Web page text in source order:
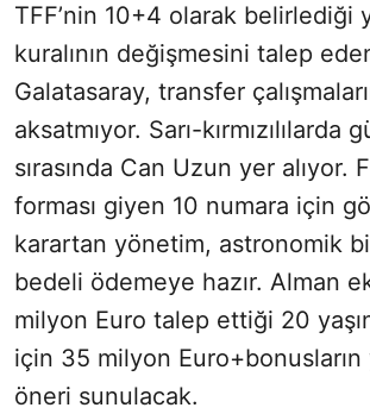
TFF’nin 10+4 olarak belirlediği
kuralının değişmesini talep
Galatasaray, transfer
aksatmıyor. Sarı-kırmızılılarda
sırasında Can Uzun yer alıyor.
forması giyen 10 numara için
karartan yönetim, astronomik
bedeli ödemeye hazır. Alman
milyon Euro talep ettiği 20
için 35 milyon Euro+bonusların
öneri sunulacak.